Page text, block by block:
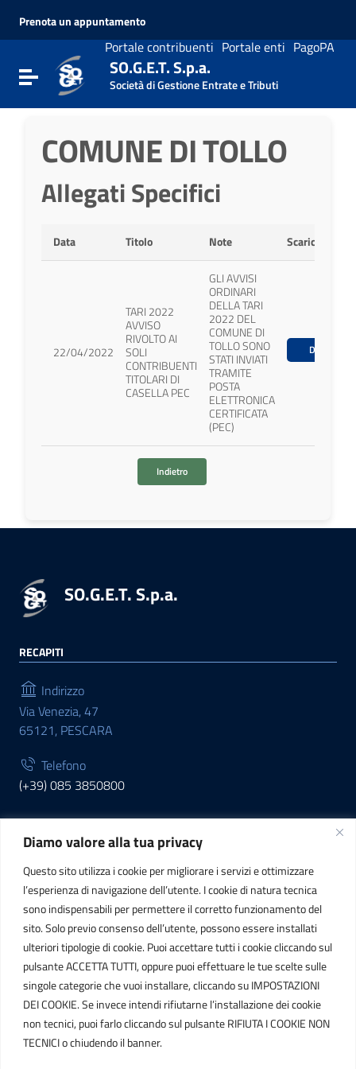
Diamo valore alla tua privacy
Questo sito utilizza i cookie per migliorare i servizi e ottimizzare
l’esperienza di navigazione dell’utente. I cookie di natura tecnica
sono indispensabili per permettere il corretto funzionamento del
sito. Solo previo consenso dell’utente, possono essere installati
ulteriori tipologie di cookie. Puoi accettare tutti i cookie cliccando sul
pulsante ACCETTA TUTTI, oppure puoi effettuare le tue scelte sulle
singole categorie che vuoi installare, cliccando su IMPOSTAZIONI
DEI COOKIE. Se invece intendi rifiutarne l’installazione dei cookie
non tecnici, puoi farlo cliccando sul pulsante RIFIUTA I COOKIE NON
TECNICI o chiudendo il banner.
Vai al menu di navigazione
Prenota un appuntamento
Portale contribuenti Portale enti PagoPA
Attiva / disattiva la navigazione
SO.G.E.T. S.p.a.
Società di Gestione Entrate e Tributi
COMUNE DI TOLLO
Allegati Specifici
Data Titolo Note Scarica
22/04/2022
TARI 2022
AVVISO
RIVOLTO AI
SOLI
CONTRIBUENTI
TITOLARI DI
CASELLA PEC
GLI AVVISI
ORDINARI
DELLA TARI
2022 DEL
COMUNE DI
TOLLO SONO
STATI INVIATI
TRAMITE
POSTA
ELETTRONICA
CERTIFICATA
(PEC)
Download
Indietro
SO.G.E.T. S.p.a.
RECAPITI
Indirizzo
Via Venezia, 47
65121, PESCARA
Telefono
(+39) 085 3850800
INFORMAZIONI
C.F. / P.IVA
IT01807790686
POSTA ELETTRONICA
PEC
protocollo.sogetspa@pec.it